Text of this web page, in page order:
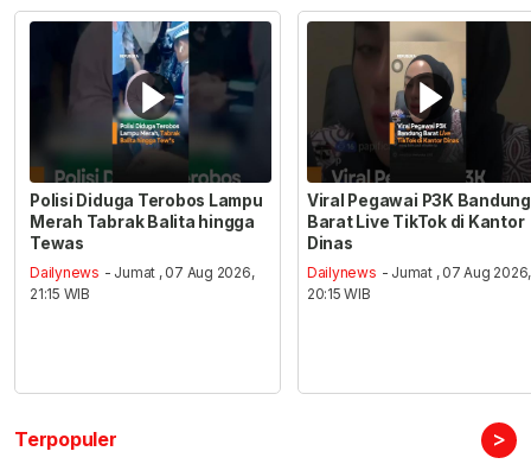
Polisi Diduga Terobos Lampu
Merah Tabrak Balita hingga
Tewas
Dailynews - Jumat , 07 Aug 2026,
21:15 WIB
Viral Pegawai P3K Bandung
Barat Live TikTok di Kantor
Dinas
Dailynews - Jumat , 07 Aug 2026,
20:15 WIB
Terpopuler >